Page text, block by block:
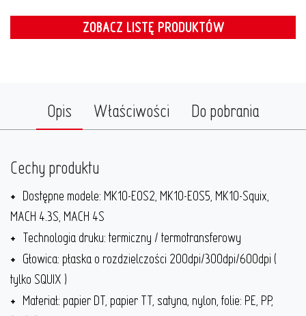
ZOBACZ LISTĘ PRODUKTÓW
Opis Właściwości Do pobrania
Cechy produktu
Dostępne modele: MK10-EOS2, MK10-EOS5, MK10-Squix,
MACH 4.3S, MACH 4S
Technologia druku: termiczny / termotransferowy
Głowica: płaska o rozdzielczości 200dpi/300dpi/600dpi (
tylko SQUIX )
Materiał: papier DT, papier TT, satyna, nylon, folie: PE, PP,